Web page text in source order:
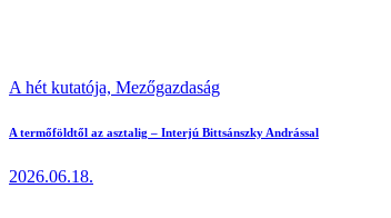
A hét kutatója, Mezőgazdaság
A termőföldtől az asztalig – Interjú Bittsánszky Andrással
2026.06.18.